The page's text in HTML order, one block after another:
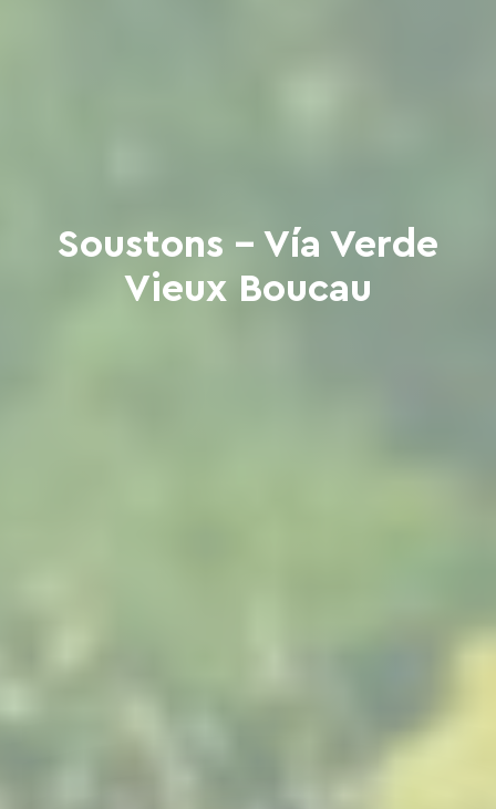
Soustons - Vía Verde
Vieux Boucau